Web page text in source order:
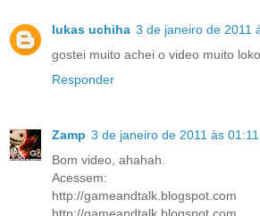
lukas uchiha 3 de janeiro de 2011
gostei muito achei o video muito
Responder
Zamp 3 de janeiro de 2011 às 01:11
Bom video, ahahah.
Acessem:
http://gameandtalk.blogspot.com